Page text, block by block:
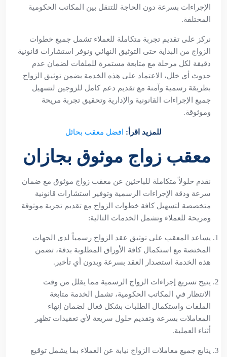
الإجراءات بسرعة دون الحاجة للتنقل بين المكاتب الحكومية
المختلفة.
نركز على تقديم تجربة متكاملة للعملاء تشمل جميع خطوات
الزواج من البداية حتى التوثيق النهائي ونوفر استشارات قانونية
دقيقة لكل مرحلة مع متابعة مستمرة للملفات لضمان عدم
حدوث أي خلل، الاعتماد على هذه الخدمة يضمن توثيق الزواج
بطريقة رسمية وآمنة مع تقديم دعم كامل للزوجين لتسهيل
جميع الإجراءات القانونية والإدارية وتحقيق تجربة مريحة
وموثوقة.
للمزيد اقرأ: افضل معقب بحائل
معقب زواج موثوق بجازان
نقدم حلولاً متكاملة للباحثين عن معقب زواج موثوق مع ضمان
سرعة ودقة الإجراءات الرسمية وتوفير استشارات قانونية
متخصصة لتسهيل كافة خطوات الزواج مع تقديم تجربة موثوقة
ومريحة للعملاء وتشمل الخدمات التالية:
يساعد المعقب على توثيق عقد الزواج رسمياً لدى الجهات
المختصة مع استكمال كافة الأوراق المطلوبة بدقة، تضمن
هذه الخدمة استصدار العقد بسرعة وبدون أي تأخير.
يتيح تسريع إجراءات الزواج الرسمية مما يقلل من وقت
الانتظار في المكاتب الحكومية، تشمل الخدمة متابعة
الملفات واستكمال الطلبات بشكل فعال لضمان إنهاء
المعاملات بسرعة وتقديم حلول سريعة لأي تعقيدات تظهر
أثناء العملية.
يتابع جميع معاملات الزواج نيابة عن العملاء بما يشمل توقيع